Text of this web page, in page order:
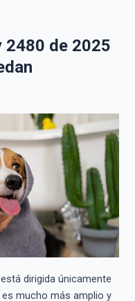
2480 de 2025
dirigida únicamente
mucho más amplio y